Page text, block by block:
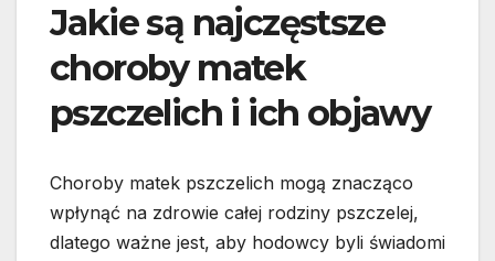
Jakie są najczęstsze
choroby matek
pszczelich i ich objawy
Choroby matek pszczelich mogą znacząco
wpłynąć na zdrowie całej rodziny pszczelej,
dlatego ważne jest, aby hodowcy byli świadomi